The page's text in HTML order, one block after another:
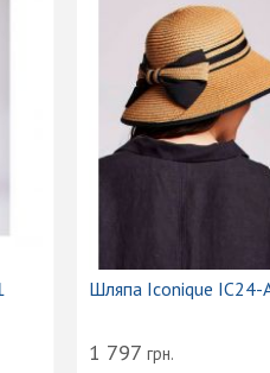
Шляпа Iconique IC24-A01
1 797грн.